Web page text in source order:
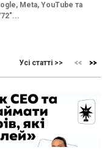
Meta, YouTube та
Усі статті >>